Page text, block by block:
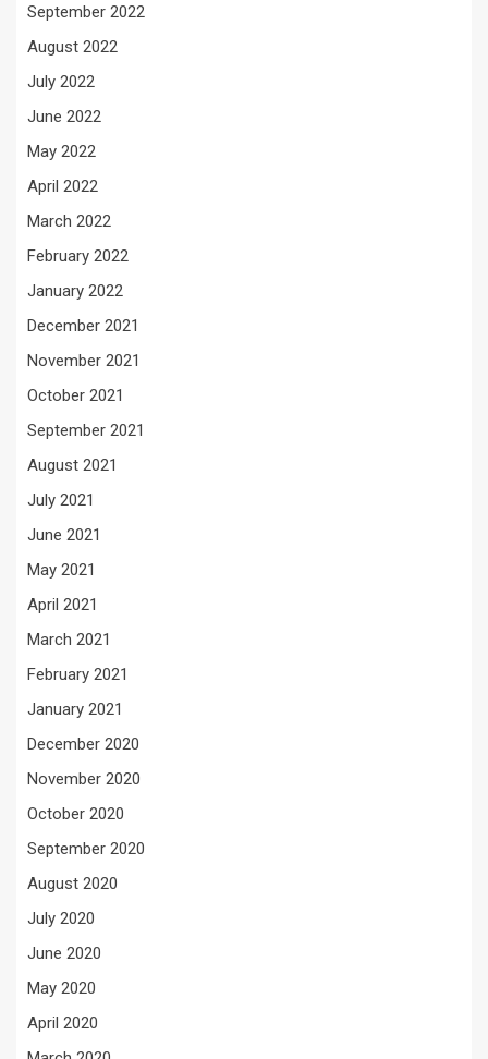
September 2022
August 2022
July 2022
June 2022
May 2022
April 2022
March 2022
February 2022
January 2022
December 2021
November 2021
October 2021
September 2021
August 2021
July 2021
June 2021
May 2021
April 2021
March 2021
February 2021
January 2021
December 2020
November 2020
October 2020
September 2020
August 2020
July 2020
June 2020
May 2020
April 2020